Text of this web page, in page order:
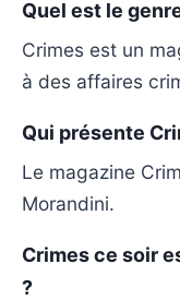
Quel est le
Crimes est un
à des affaires
Qui présente
Le magazine
Morandini.
Crimes ce soir
?